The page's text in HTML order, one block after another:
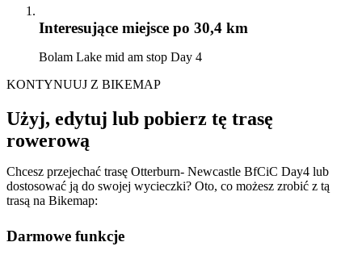
Interesujące miejsce po 30,4 km
Bolam Lake mid am stop Day 4
KONTYNUUJ Z BIKEMAP
Użyj, edytuj lub pobierz tę trasę
rowerową
Chcesz przejechać trasę Otterburn- Newcastle BfCiC Day4 lub
dostosować ją do swojej wycieczki? Oto, co możesz zrobić z tą
trasą na Bikemap:
Darmowe funkcje